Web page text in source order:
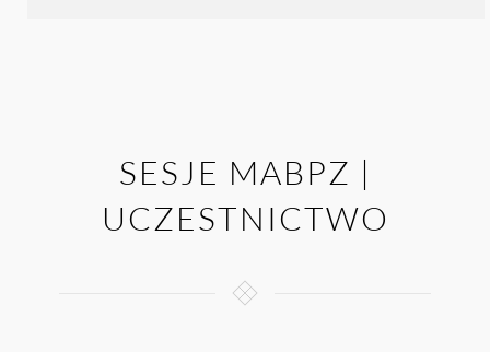
SESJE MABPZ |
UCZESTNICTWO